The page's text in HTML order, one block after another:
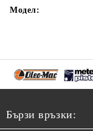
Модел:
Бързи връзки: